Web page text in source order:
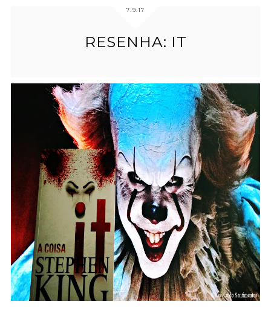
7.9.17
RESENHA: IT